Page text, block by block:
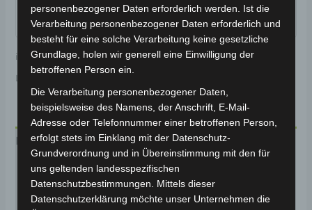
inkl. 19 % MwSt.Kostenloser Versand
Lieferzeit:
Beschreibung
Produktsicherheit
Rezensionen (0)
personenbezogener Daten erforderlich werden. Ist die
Verarbeitung personenbezogener Daten erforderlich und
besteht für eine solche Verarbeitung keine gesetzliche
Grundlage, holen wir generell eine Einwilligung der
betroffenen Person ein.
Die Verarbeitung personenbezogener Daten,
beispielsweise des Namens, der Anschrift, E-Mail-
Adresse oder Telefonnummer einer betroffenen Person,
erfolgt stets im Einklang mit der Datenschutz-
Grundverordnung und in Übereinstimmung mit den für
uns geltenden landesspezifischen
Datenschutzbestimmungen. Mittels dieser
Datenschutzerklärung möchte unser Unternehmen die